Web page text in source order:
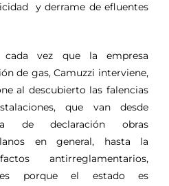
y derrame de efluentes
vez que la empresa
de gas, Camuzzi interviene,
al descubierto las falencias
que van desde
de declaración obras
en general, hasta la
antirreglamentarios,
porque el estado es